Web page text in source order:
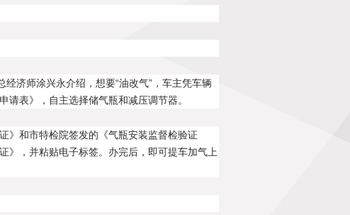
济师涂兴永介绍，想要“油改气”，车主凭车辆
请表》，自主选择储气瓶和减压调节器。
》和市特检院签发的《气瓶安装监督检验证
》，并粘贴电子标签。办完后，即可提车加气上